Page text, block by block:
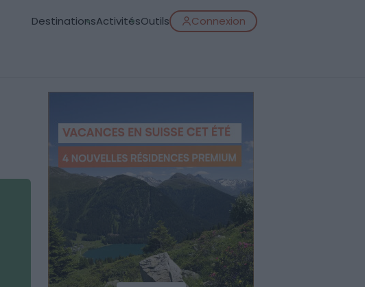
DestinationsActivitésOutils Connexion